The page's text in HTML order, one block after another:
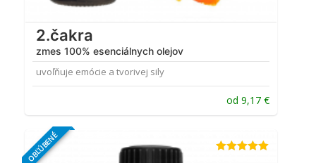
2.čakra
zmes 100% esenciálnych olejov
uvoľňuje emócie a tvorivej sily
od 9,17 €
OBĽÚBENÉ